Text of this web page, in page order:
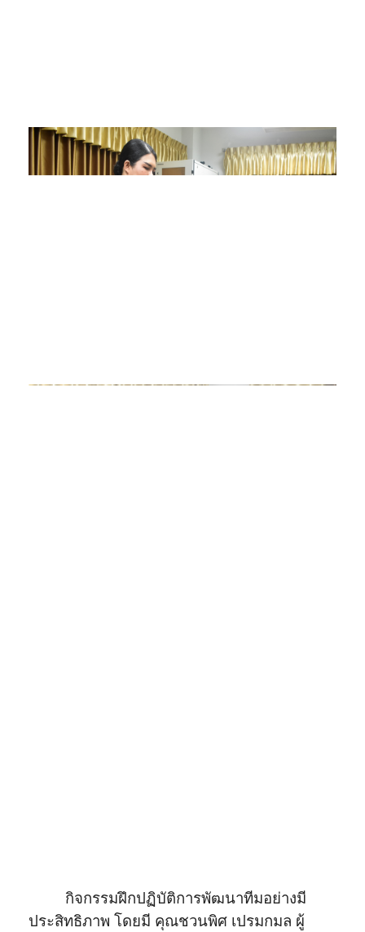
กิจกรรมฝึกปฏิบัติการพัฒนาทีมอย่างมี
ประสิทธิภาพ โดยมี คุณชวนพิศ เปรมกมล ผู้